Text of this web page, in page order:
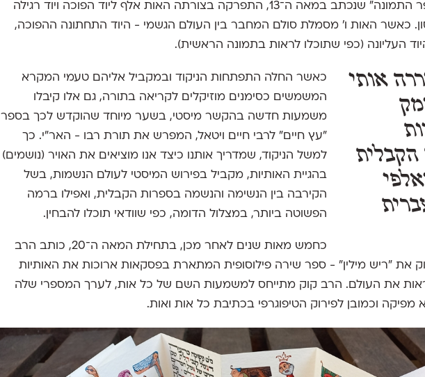
העברית. למשל, ב"ספר התמונה" שנכתב במאה ה־13, התפרקה בצורתה האות אלף ליוד הפוכה ויוד רגילה
כאשר האות ו' מסמלת סולם המחבר בין העולם הגשמי - היוד התחתונה ההפוכה,
העליונה (כפי שתוכלו לראות בתמונה הראשית).
אותי
הקבלית
כאשר החלה התפתחות הניקוד ובמקביל אליהם טעמי המקרא
המשמשים כסימנים מוזיקלים לקריאה בתורה, גם אלו קיבלו
משמעות חדשה בהקשר מיסטי, בשער מיוחד שהוקדש לכך בספר
"עץ חיים" לרבי חיים ויטאל, המפרש את תורת רבו - האר"י. כך
למשל הניקוד, שמדריך אותנו כיצד אנו מוציאים את האויר (נושמים)
בהגיית האותיות, מקביל בפירוש המיסטי לעולם הנשמות, בשל
הקירבה בין הנשימה והנשמה בספרות הקבלית, ואפילו ברמה
הפשוטה ביותר, במצלול הדומה, כפי שוודאי תוכלו להבחין.
כחמש מאות שנים לאחר מכן, בתחילת המאה ה־20, כותב הרב
את "ריש מילין" - ספר שירה פילוסופית המתארת בפסקאות ארוכות את האותיות
לראות את העולם. הרב קוק מתייחס למשמעות השם של כל אות, לערך המספרי שלה
מפיקה וכמובן לפירוק הטיפוגרפי בכתיבת כל אות ואות.